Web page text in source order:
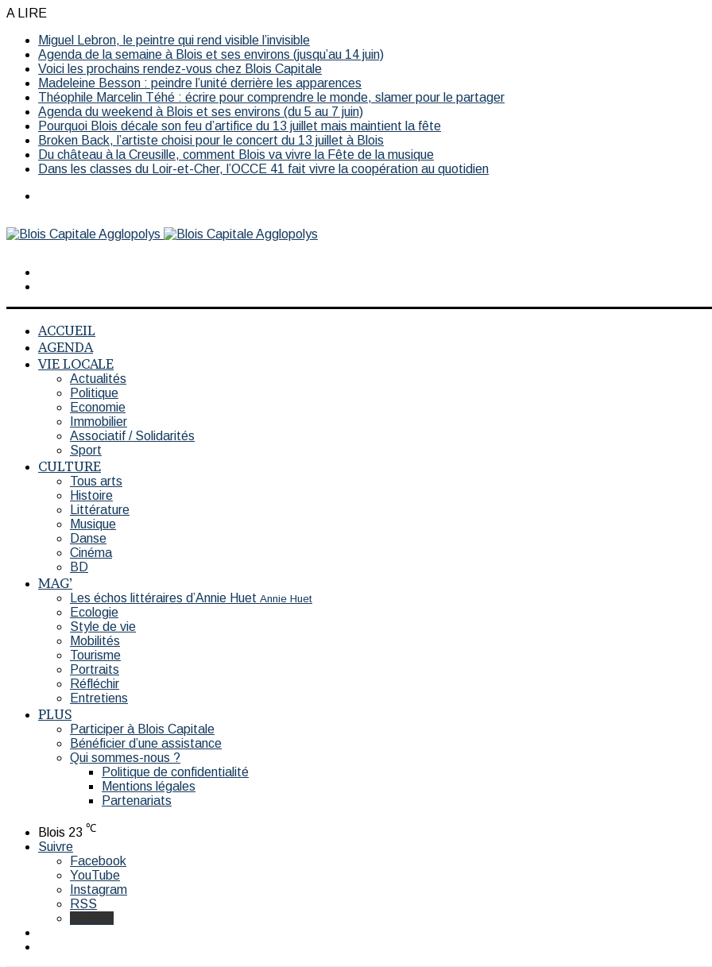
A LIRE
Miguel Lebron, le peintre qui rend visible l’invisible
Agenda de la semaine à Blois et ses environs (jusqu’au 14 juin)
Voici les prochains rendez-vous chez Blois Capitale
Madeleine Besson : peindre l’unité derrière les apparences
Théophile Marcelin Téhé : écrire pour comprendre le monde, slamer pour le partager
Agenda du weekend à Blois et ses environs (du 5 au 7 juin)
Pourquoi Blois décale son feu d’artifice du 13 juillet mais maintient la fête
Broken Back, l’artiste choisi pour le concert du 13 juillet à Blois
Du château à la Creusille, comment Blois va vivre la Fête de la musique
Dans les classes du Loir-et-Cher, l’OCCE 41 fait vivre la coopération au quotidien
ACCUEIL
AGENDA
VIE LOCALE
Actualités
Politique
Economie
Immobilier
Associatif / Solidarités
Sport
CULTURE
Tous arts
Histoire
Littérature
Musique
Danse
Cinéma
BD
MAG’
Les échos littéraires d’Annie Huet Annie Huet
Ecologie
Style de vie
Mobilités
Tourisme
Portraits
Réfléchir
Entretiens
PLUS
Participer à Blois Capitale
Bénéficier d’une assistance
Qui sommes-nous ?
Politique de confidentialité
Mentions légales
Partenariats
Blois 23 ℃
Suivre
Facebook
YouTube
Instagram
RSS